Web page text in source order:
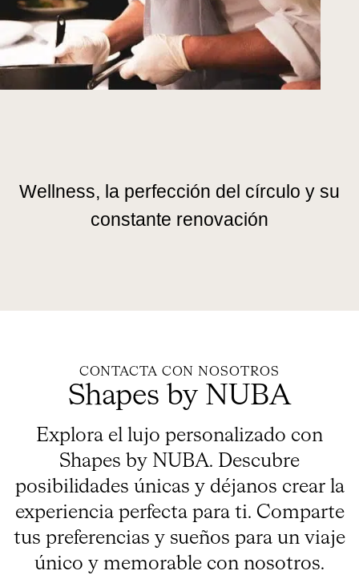
Wellness, la perfección del círculo y su
constante renovación
CONTACTA CON NOSOTROS
Shapes by NUBA
Explora el lujo personalizado con
Shapes by NUBA. Descubre
posibilidades únicas y déjanos crear la
experiencia perfecta para ti. Comparte
tus preferencias y sueños para un viaje
único y memorable con nosotros.